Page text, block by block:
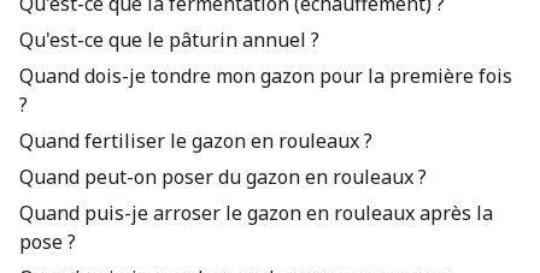
Qu'est-ce que le pâturin annuel ?
Quand dois-je tondre mon gazon pour la première fois
?
Quand fertiliser le gazon en rouleaux ?
Quand peut-on poser du gazon en rouleaux ?
Quand puis-je arroser le gazon en rouleaux après la
pose ?